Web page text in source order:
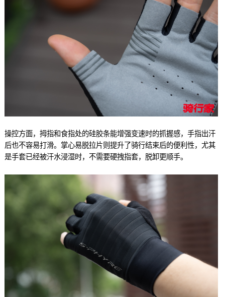
操控方面，拇指和食指处的硅胶条能增强变速时的抓握感，手指出汗
后也不容易打滑。掌心易脱拉片则提升了骑行结束后的便利性，尤其
是手套已经被汗水浸湿时，不需要硬拽指套，脱卸更顺手。